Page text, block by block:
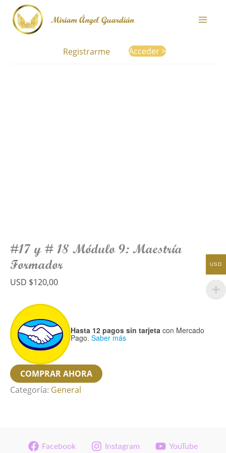
contenido
Miriam Ángel Guardián
Registrarme Acceder >
#17 y # 18 Módulo 9: Maestría
Formador
USD $120,00
Hasta 12 pagos sin tarjeta con Mercado
Pago. Saber más
#17
y
COMPRAR AHORA
Categoría: General
Facebook Instagram YouTube
USD